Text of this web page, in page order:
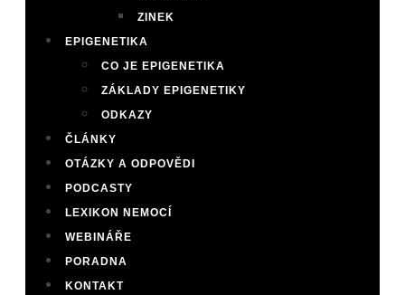
ZINEK
EPIGENETIKA
CO JE EPIGENETIKA
ZÁKLADY EPIGENETIKY
ODKAZY
ČLÁNKY
OTÁZKY A ODPOVĚDI
PODCASTY
LEXIKON NEMOCÍ
WEBINÁŘE
PORADNA
KONTAKT